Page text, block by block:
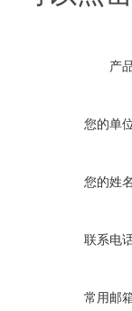
产
您的单
您的姓
联系电
常用邮